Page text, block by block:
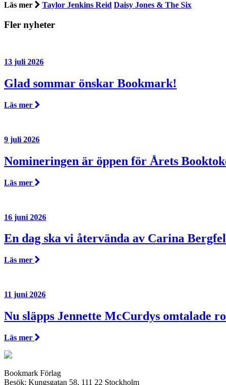
Läs mer
Taylor Jenkins Reid Daisy Jones & The Six
Fler nyheter
13 juli 2026
Glad sommar önskar Bookmark!
Läs mer
9 juli 2026
Nomineringen är öppen för Årets
Läs mer
16 juni 2026
En dag ska vi återvända av Carina
Läs mer
11 juni 2026
Nu släpps Jennette McCurdys omtalade
Läs mer
Bookmark Förlag
Besök: Kungsgatan 58, 111 22 Stockholm